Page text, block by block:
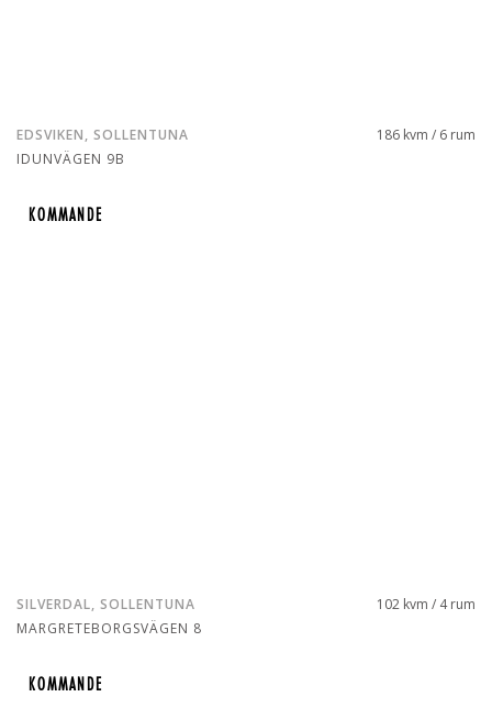
EDSVIKEN, SOLLENTUNA
IDUNVÄGEN 9B
186 kvm / 6 rum
KOMMANDE
KOMMANDE
SILVERDAL, SOLLENTUNA
MARGRETEBORGSVÄGEN 8
102 kvm / 4 rum
KOMMANDE
KOMMANDE